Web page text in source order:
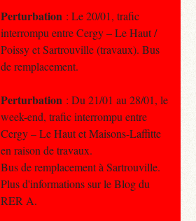
Perturbation : Le 20/01, trafic
interrompu entre Cergy – Le Haut /
Poissy et Sartrouville (travaux). Bus
de remplacement.
Perturbation : Du 21/01 au 28/01, le
week-end, trafic interrompu entre
Cergy – Le Haut et Maisons-Laffitte
en raison de travaux.
Bus de remplacement à Sartrouville.
Plus d'informations sur le Blog du
RER A.